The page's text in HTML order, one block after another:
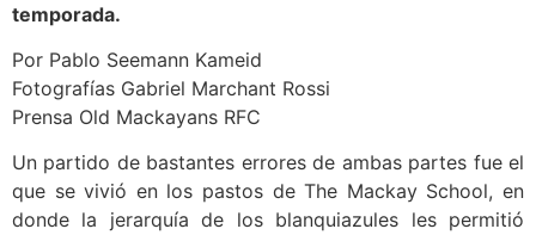
temporada.
Por Pablo Seemann Kameid
Fotografías Gabriel Marchant Rossi
Prensa Old Mackayans RFC
Un partido de bastantes errores de ambas partes fue el
que se vivió en los pastos de The Mackay School, en
donde la jerarquía de los blanquiazules les permitió